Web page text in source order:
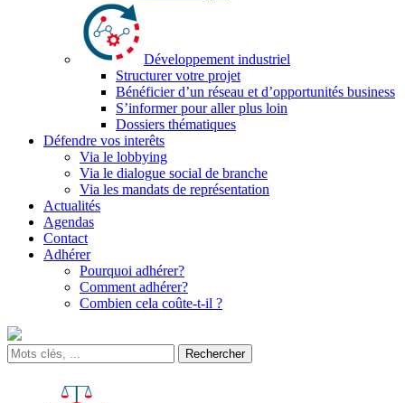
Développement industriel
Structurer votre projet
Bénéficier d’un réseau et d’opportunités business
S’informer pour aller plus loin
Dossiers thématiques
Défendre vos interêts
Via le lobbying
Via le dialogue social de branche
Via les mandats de représentation
Actualités
Agendas
Contact
Adhérer
Pourquoi adhérer?
Comment adhérer?
Combien cela coûte-t-il ?